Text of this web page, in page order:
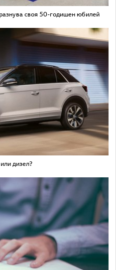
своя 50-годишен юбилей
дизел?